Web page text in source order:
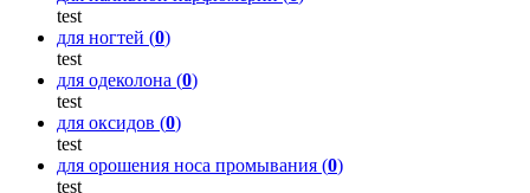
test
для ногтей (0)
test
для одеколона (0)
test
для оксидов (0)
test
для орошения носа промывания (0)
test